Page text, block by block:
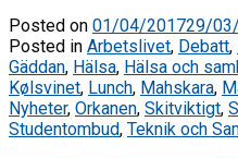
Posted on 01/04/201729/
Posted in Arbetslivet, Debatt,
Gäddan, Hälsa, Hälsa och
Kølsvinet, Lunch, Mahskara,
Nyheter, Orkanen, Skitviktigt,
Studentombud, Teknik och